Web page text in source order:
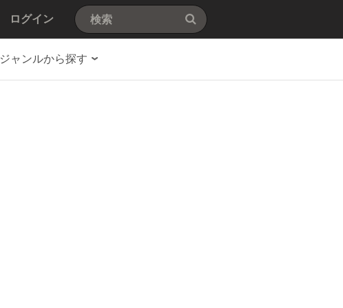
ログイン
ジャンルから探す